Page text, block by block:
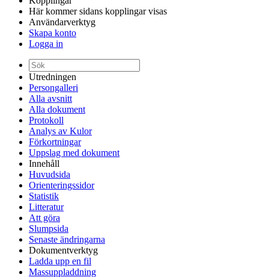
Här kommer sidans kopplingar visas
Användarverktyg
Skapa konto
Logga in
Utredningen
Persongalleri
Alla avsnitt
Alla dokument
Protokoll
Analys av Kulor
Förkortningar
Uppslag med dokument
Innehåll
Huvudsida
Orienteringssidor
Statistik
Litteratur
Att göra
Slumpsida
Senaste ändringarna
Dokumentverktyg
Ladda upp en fil
Massuppladdning